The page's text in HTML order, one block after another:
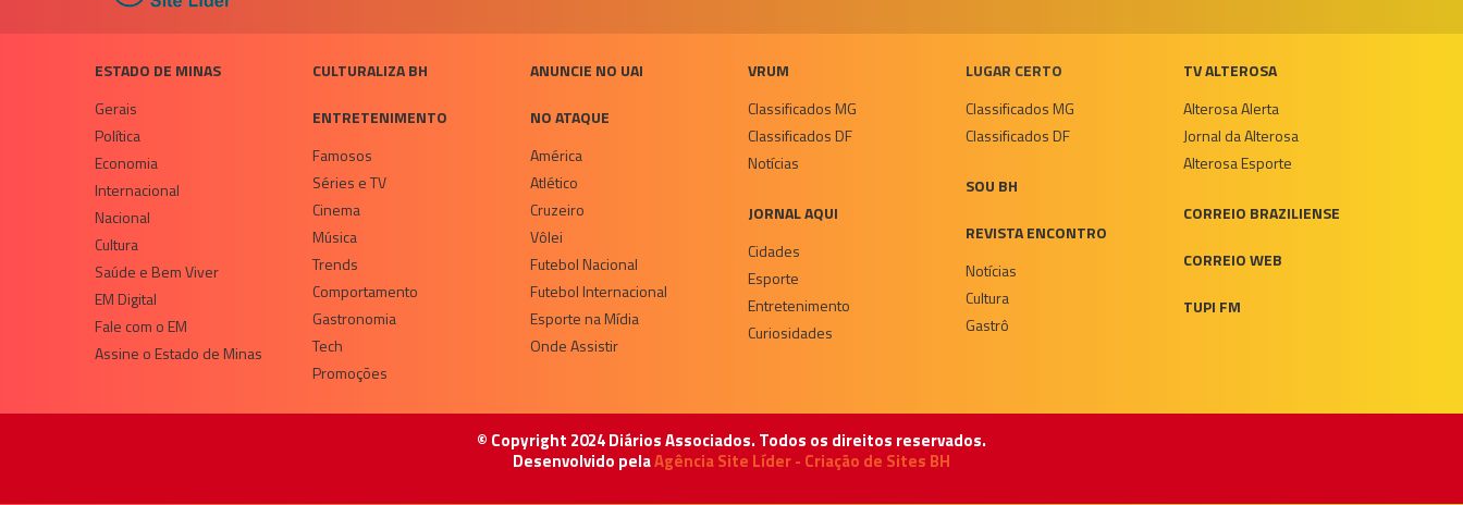
ESTADO DE MINAS
Gerais
Política
Economia
Internacional
Nacional
Cultura
Saúde e Bem Viver
EM Digital
Fale com o EM
Assine o Estado de Minas
CULTURALIZA BH
ENTRETENIMENTO
Famosos
Séries e TV
Cinema
Música
Trends
Comportamento
Gastronomia
Tech
Promoções
ANUNCIE NO UAI
NO ATAQUE
América
Atlético
Cruzeiro
Vôlei
Futebol Nacional
Futebol Internacional
Esporte na Mídia
Onde Assistir
VRUM
Classificados MG
Classificados DF
Notícias
JORNAL AQUI
Cidades
Esporte
Entretenimento
Curiosidades
LUGAR CERTO
Classificados MG
Classificados DF
SOU BH
REVISTA ENCONTRO
Notícias
Cultura
Gastrô
TV ALTEROSA
Alterosa Alerta
Jornal da Alterosa
Alterosa Esporte
CORREIO BRAZILIENSE
CORREIO WEB
TUPI FM
© Copyright 2024 Diários Associados. Todos os direitos reservados.
Desenvolvido pelaAgência Site Líder - Criação de Sites BH